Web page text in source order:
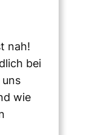
nah!
bei
wie